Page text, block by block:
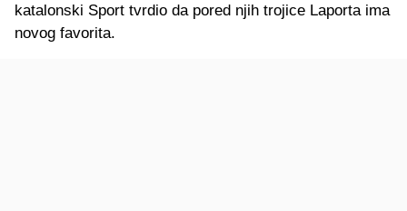
katalonski Sport tvrdio da pored njih trojice Laporta ima
novog favorita.